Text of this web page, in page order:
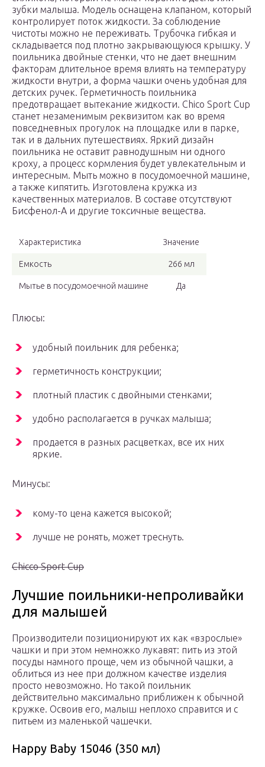
зубки малыша. Модель оснащена клапаном, который
контролирует поток жидкости. За соблюдение
чистоты можно не переживать. Трубочка гибкая и
складывается под плотно закрывающуюся крышку. У
поильника двойные стенки, что не дает внешним
факторам длительное время влиять на температуру
жидкости внутри, а форма чашки очень удобная для
детских ручек. Герметичность поильника
предотвращает вытекание жидкости. Chico Sport Cup
станет незаменимым реквизитом как во время
повседневных прогулок на площадке или в парке,
так и в дальних путешествиях. Яркий дизайн
поильника не оставит равнодушным ни одного
кроху, а процесс кормления будет увлекательным и
интересным. Мыть можно в посудомоечной машине,
а также кипятить. Изготовлена кружка из
качественных материалов. В составе отсутствуют
Бисфенол-А и другие токсичные вещества.
Характеристика Значение
Емкость 266 мл
Мытье в посудомоечной машине Да
Плюсы:
удобный поильник для ребенка;
герметичность конструкции;
плотный пластик с двойными стенками;
удобно располагается в ручках малыша;
продается в разных расцветках, все их них
яркие.
Минусы:
кому-то цена кажется высокой;
лучше не ронять, может треснуть.
Chicco Sport Cup
Лучшие поильники-непроливайки
для малышей
Производители позиционируют их как «взрослые»
чашки и при этом немножко лукавят: пить из этой
посуды намного проще, чем из обычной чашки, а
облиться из нее при должном качестве изделия
просто невозможно. Но такой поильник
действительно максимально приближен к обычной
кружке. Освоив его, малыш неплохо справится и с
питьем из маленькой чашечки.
Happy Baby 15046 (350 мл)